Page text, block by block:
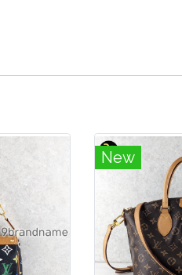
New